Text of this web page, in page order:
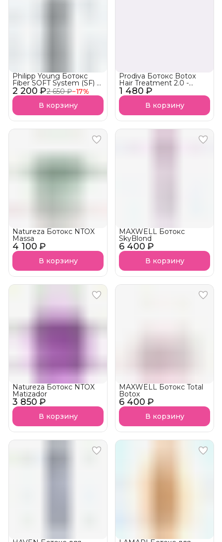
2 200 ₽2 650 ₽−17%
Philipp Young Ботокс
Fiber SOFT System (SF) c
выпрямляющим
эффектом
В корзину
1 480 ₽
Prodiva Ботокс Botox
Hair Treatment 2.0 -
Глянцевый
Реконструктор с
выпрямляющим
эффектом
В корзину
4 100 ₽
Natureza Ботокс NTOX
Massa
В корзину
6 400 ₽
MAXWELL Ботокс
SkyBlond
В корзину
3 850 ₽
Natureza Ботокс NTOX
Matizador
В корзину
6 400 ₽
MAXWELL Ботокс Total
Botox
В корзину